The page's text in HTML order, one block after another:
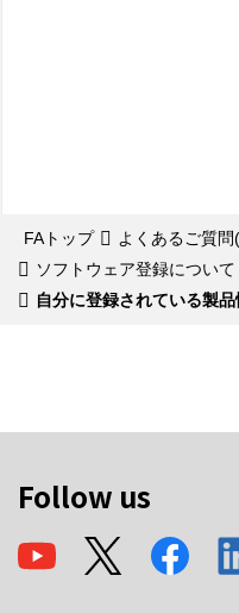
FAトップ よくあるご質問
ソフトウェア登録について
自分に登録されている製
Follow us